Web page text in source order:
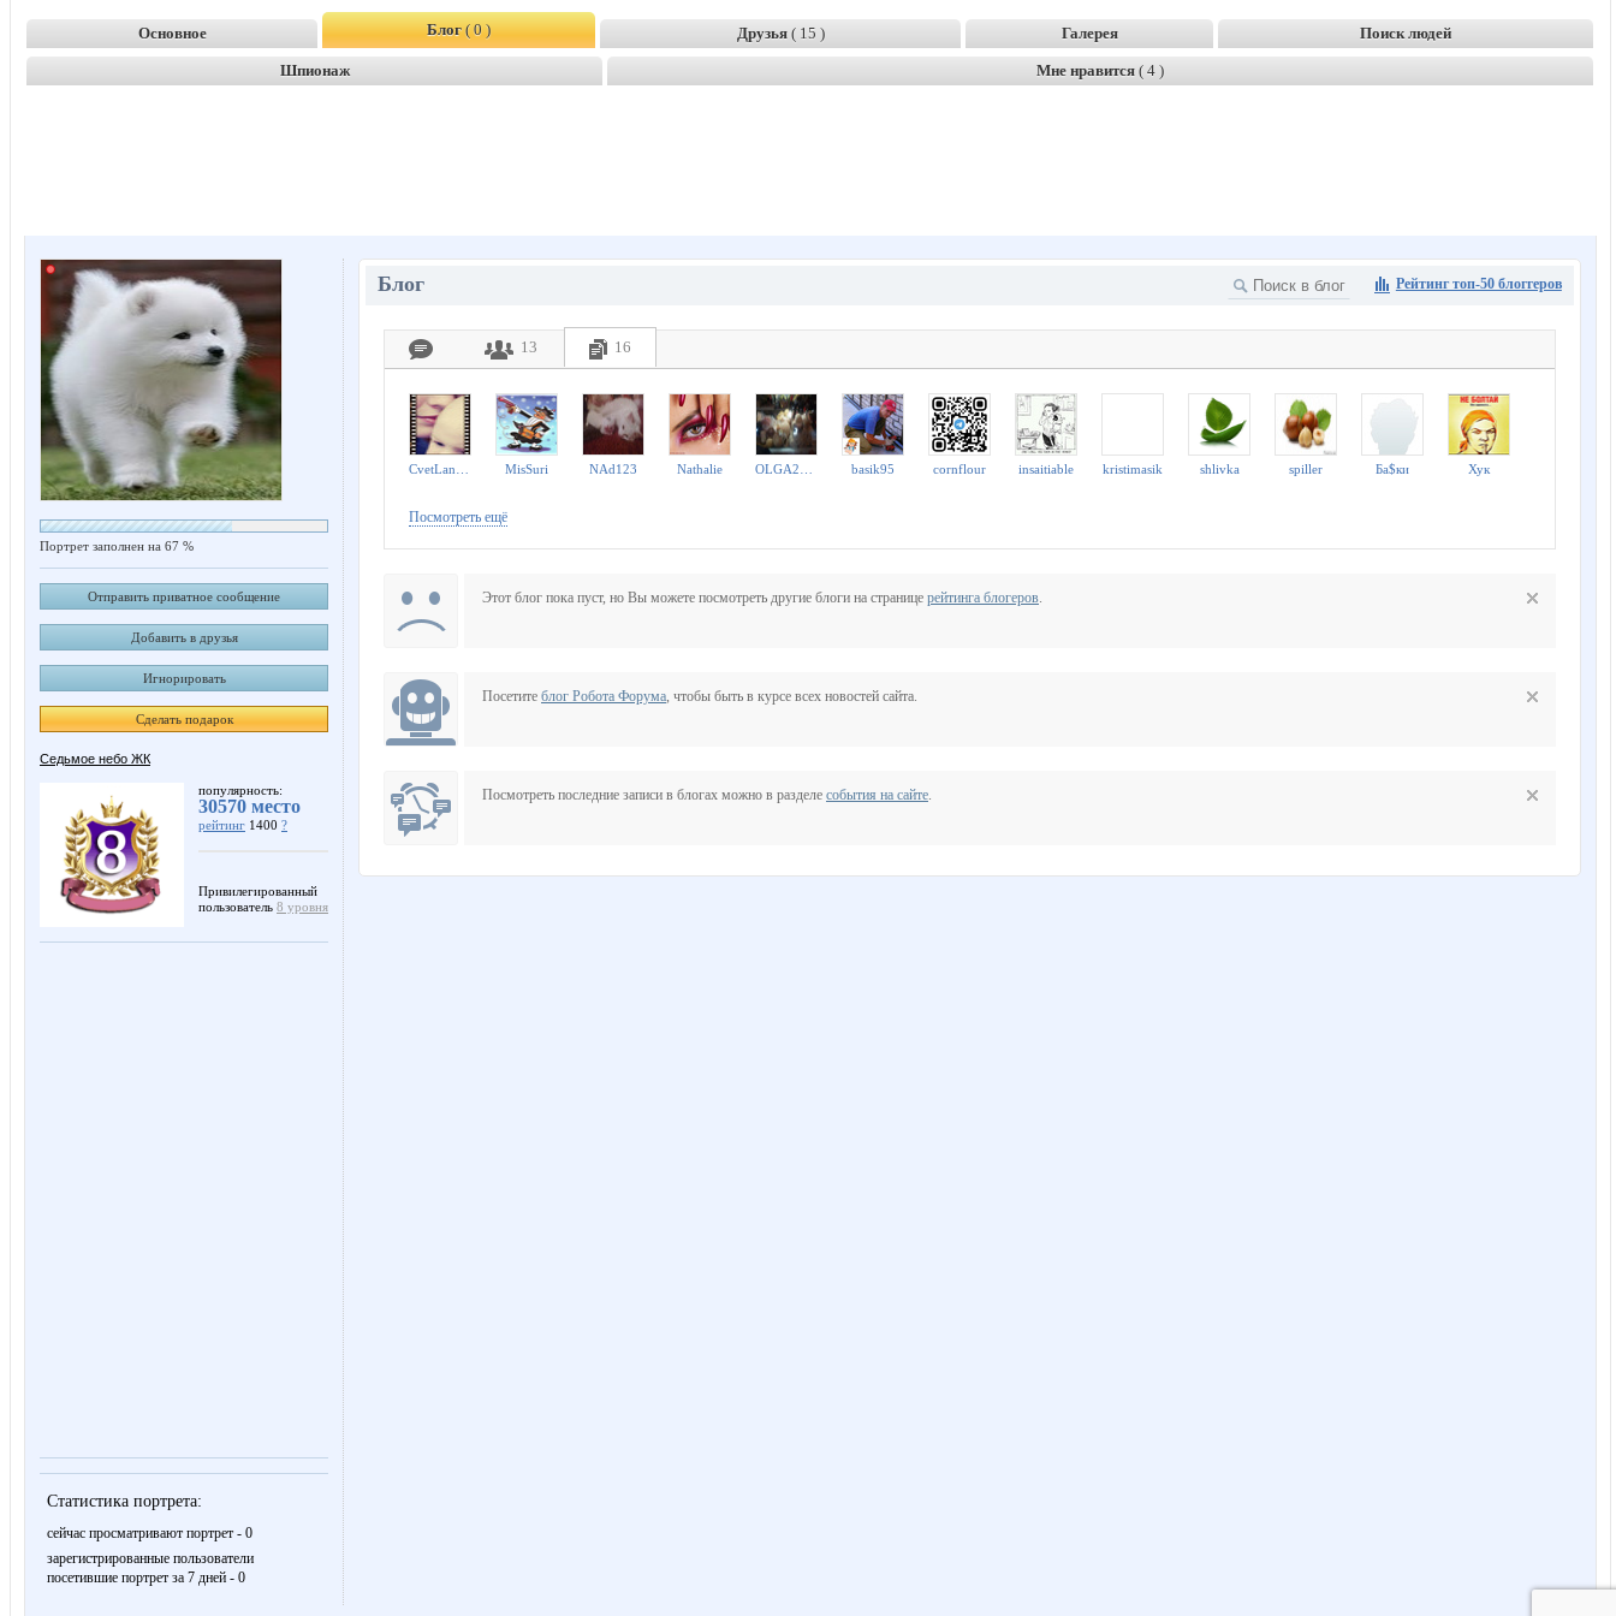
Основное Блог( 0 ) Друзья ( 15 ) Галерея Поиск людей
Шпионаж Мне нравится ( 4 )
Портрет заполнен на 67 %
Отправить приватное сообщение
Добавить в друзья
Игнорировать
Сделать подарок
Седьмое небо ЖК
популярность:
30570 место
рейтинг 1400 ?
Привилегированный
пользователь 8 уровня
Статистика портрета:
сейчас просматривают портрет - 0
зарегистрированные пользователи
посетившие портрет за 7 дней - 0
Рейтинг топ-50 блоггеров
Блог
13 16
MisSuri NAd123 Nathalie basik95 cornflour insaitiable kristimasik shlivka spiller Ба$ки Хук
Посмотреть ещё
Этот блог пока пуст, но Вы можете посмотреть другие блоги на странице рейтинга блогеров.
Посетите блог Робота Форума, чтобы быть в курсе всех новостей сайта.
Посмотреть последние записи в блогах можно в разделе события на сайте.